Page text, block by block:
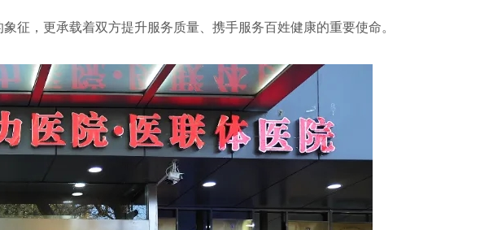
征，更承载着双方提升服务质量、携手服务百姓健康的重要使命。